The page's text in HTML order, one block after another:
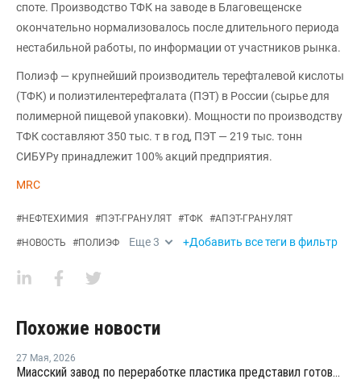
споте. Производство ТФК на заводе в Благовещенске
окончательно нормализовалось после длительного периода
нестабильной работы, по информации от участников рынка.
Полиэф — крупнейший производитель терефталевой кислоты
(ТФК) и полиэтилентерефталата (ПЭТ) в России (сырье для
полимерной пищевой упаковки). Мощности по производству
ТФК составляют 350 тыс. т в год, ПЭТ — 219 тыс. тонн
СИБУРу принадлежит 100% акций предприятия.
MRC
#НЕФТЕХИМИЯ #ПЭТ-ГРАНУЛЯТ #ТФК #АПЭТ-ГРАНУЛЯТ
#НОВОСТЬ #ПОЛИЭФ Еще3 +Добавить все теги в фильтр
Похожие новости
27 Мая, 2026
Миасский завод по переработке пластика представил готовую продукцию